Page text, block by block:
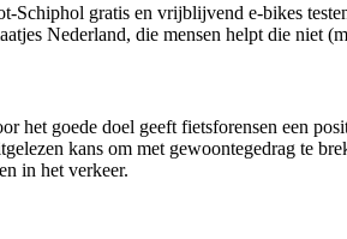
gratis en vrijblijvend e-bikes
Nederland, die mensen helpt die niet
het goede doel geeft fietsforensen een
kans om met gewoontegedrag te
in het verkeer.